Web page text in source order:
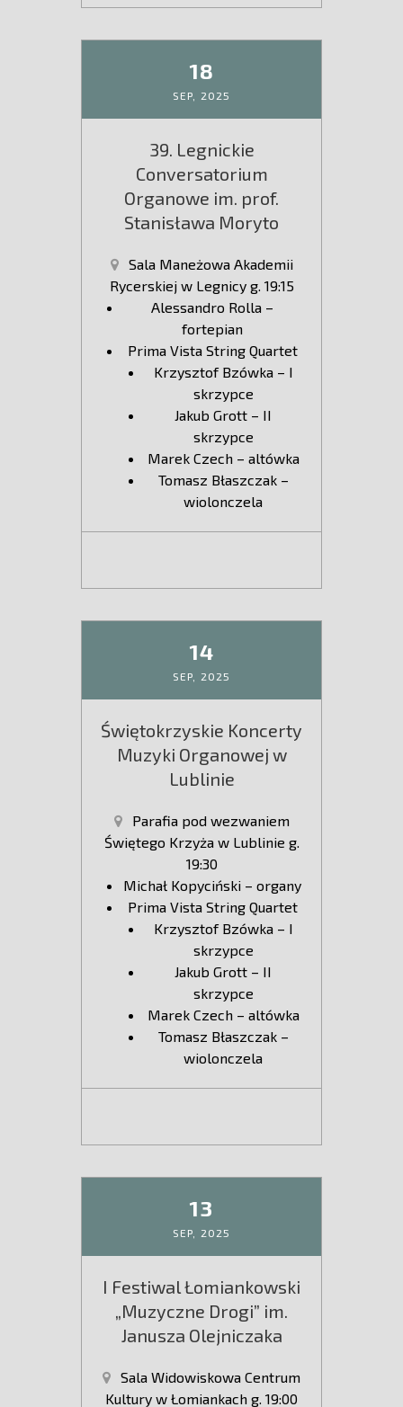
18
SEP, 2025
39. Legnickie
Conversatorium
Organowe im. prof.
Stanisława Moryto
Sala Maneżowa Akademii
Rycerskiej w Legnicy g. 19:15
Alessandro Rolla –
fortepian
Prima Vista String Quartet
Krzysztof Bzówka – I
skrzypce
Jakub Grott – II
skrzypce
Marek Czech – altówka
Tomasz Błaszczak –
wiolonczela
14
SEP, 2025
Świętokrzyskie Koncerty
Muzyki Organowej w
Lublinie
Parafia pod wezwaniem
Świętego Krzyża w Lublinie g.
19:30
Michał Kopyciński – organy
Prima Vista String Quartet
Krzysztof Bzówka – I
skrzypce
Jakub Grott – II
skrzypce
Marek Czech – altówka
Tomasz Błaszczak –
wiolonczela
13
SEP, 2025
I Festiwal Łomiankowski
„Muzyczne Drogi” im.
Janusza Olejniczaka
Sala Widowiskowa Centrum
Kultury w Łomiankach g. 19:00